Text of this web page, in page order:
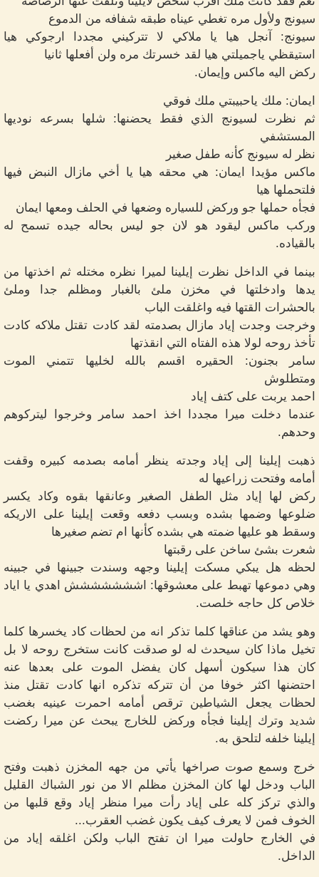
سيونج ولأول مره تغطي عيناه طبقه شفافه من الدموع
سيونج: آنجل هيا يا ملاكي لا تتركيني مجددا ارجوكي هيا
استيقظي ياجميلتي هيا لقد خسرتك مره ولن أفعلها ثانيا
ركض اليه ماكس وإيمان.
ايمان: ملك ياحبيبتي ملك فوقي
ثم نظرت لسيونج الذي فقط يحضنها: شلها بسرعه نوديها
المستشفي
نظر له سيونج كأنه طفل صغير
ماكس مؤيدا ايمان: هي محقه هيا يا أخي مازال النبض فيها
فلتحملها هيا
فجأه حملها جو وركض للسياره وضعها في الحلف ومعها ايمان
وركب ماكس ليقود هو لان جو ليس بحاله جيده تسمح له
بالقياده.
بينما في الداخل نظرت إيلينا لميرا نظره مختله ثم اخذتها من
يدها وادخلتها في مخزن ملئ بالغبار ومظلم جدا وملئ
بالحشرات القتها فيه واغلقت الباب
وخرجت وجدت إياد مازال بصدمته لقد كادت تقتل ملاكه كادت
تأخذ روحه لولا هذه الفتاه التي انقذتها
سامر بجنون: الحقيره اقسم بالله لخليها تتمني الموت
ومتطلوش
احمد يربت على كتف إياد
عندما دخلت ميرا مجددا اخذ احمد سامر وخرجوا ليتركوهم
وحدهم.
ذهبت إيلينا إلى إياد وجدته ينظر أمامه بصدمه كبيره وقفت
أمامه وفتحت زراعيها له
ركض لها إياد مثل الطفل الصغير وعانقها بقوه وكاد يكسر
ضلوعها وضمها بشده وبسب دفعه وقعت إيلينا على الاريكه
وسقط هو عليها ضمته هي بشده كأنها ام تضم صغيرها
شعرت بشئ ساخن على رقبتها
لحظه هل يبكي مسكت إيلينا وجهه وسندت جبينها في جبينه
وهي دموعها تهبط على معشوقها: اششششششش اهدي يا اياد
خلاص كل حاجه خلصت.
وهو يشد من عناقها كلما تذكر انه من لحظات كاد يخسرها كلما
تخيل ماذا كان سيحدث له لو صدقت كانت ستخرج روحه لا بل
كان هذا سيكون أسهل كان يفضل الموت على بعدها عنه
احتضنها اكثر خوفا من أن تتركه تذكره انها كادت تقتل منذ
لحظات يجعل الشياطين ترقص أمامه احمرت عينيه بغضب
شديد وترك إيلينا فجأه وركض للخارج يبحث عن ميرا ركضت
إيلينا خلفه لتلحق به.
خرج وسمع صوت صراخها يأتي من جهه المخزن ذهبت وفتح
الباب ودخل لها كان المخزن مظلم الا من نور الشباك القليل
والذي تركز كله على إياد رأت ميرا منظر إياد وقع قلبها من
الخوف فمن لا يعرف كيف يكون غضب العقرب...
في الخارج حاولت ميرا ان تفتح الباب ولكن اغلقه إياد من
الداخل.